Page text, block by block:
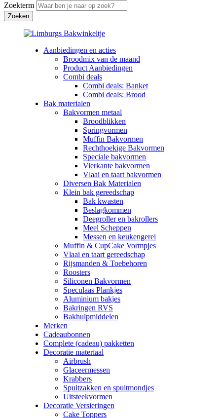
Zoekterm
Aanbiedingen en acties
Broodmix van de maand
Product Aanbiedingen
Combi deals
Combi deals: Banket
Combi deals: Brood
Bak materialen
Bakvormen metaal
Broodblikken
Springvormen
Muffin Bakvormen
Rechthoekige Bakvormen
Speciale bakvormen
Vierkante bakvormen
Vlaai en taart bakvormen
Diversen Bak Materialen
Klein bak gereedschap
Bak kwasten
Beslagkommen
Deegroller en bakrollers
Meel Scheppen
Messen en keukengerei
Muffin & CupCake Vormpjes
Vlaai en taart gereedschap
Rijsmanden & Toebehoren
Roosters
Siliconen Bakvormen
Speculaas Plankjes
Aluminium bakjes
Bakringen RVS
Bakhulpmiddelen
Merken
Cadeaubonnen
Complete (cadeau) pakketten
Decoratie materiaal
Airbrush
Glaceermessen
Krabbers
Spuitzakken en spuitmondjes
Uitsteekvormen
Decoratie Versieringen
Cake Toppers